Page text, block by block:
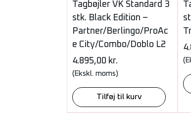
Tagbøjler VK Standard 3
stk. Black Edition –
Partner/Berlingo/ProAc
e City/Combo/Doblo L2
4.895,00 kr.
(Ekskl. moms)
Tilføj til kurv